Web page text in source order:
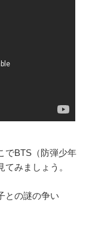
でBTS（防弾少年
みましょう。
との謎の争い